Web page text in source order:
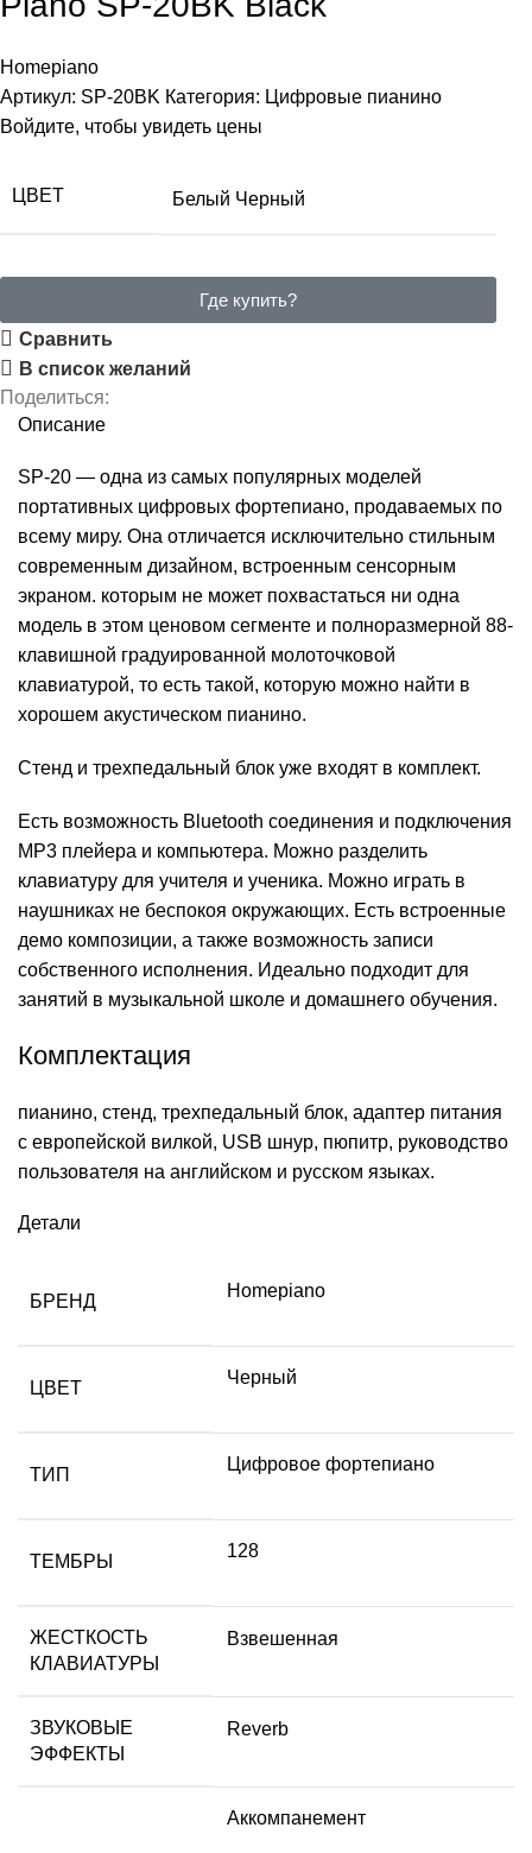
Homepiano
Артикул: SP-20BK Категория: Цифровые пианино
Войдите, чтобы увидеть цены
ЦВЕТ Белый Черный
Где купить?
Сравнить
В список желаний
Поделиться:
Описание
SP-20 — одна из самых популярных моделей
портативных цифровых фортепиано, продаваемых по
всему миру. Она отличается исключительно стильным
современным дизайном, встроенным сенсорным
экраном. которым не может похвастаться ни одна
модель в этом ценовом сегменте и полноразмерной 88-
клавишной градуированной молоточковой
клавиатурой, то есть такой, которую можно найти в
хорошем акустическом пианино.
Стенд и трехпедальный блок уже входят в комплект.
Есть возможность Bluetooth соединения и подключения
MP3 плейера и компьютера. Можно разделить
клавиатуру для учителя и ученика. Можно играть в
наушниках не беспокоя окружающих. Есть встроенные
демо композиции, а также возможность записи
собственного исполнения. Идеально подходит для
занятий в музыкальной школе и домашнего обучения.
Комплектация
пианино, стенд, трехпедальный блок, адаптер питания
с европейской вилкой, USB шнур, пюпитр, руководство
пользователя на английском и русском языках.
Детали
БРЕНД
Homepiano
ЦВЕТ
Черный
ТИП
Цифровое фортепиано
ТЕМБРЫ
128
ЖЕСТКОСТЬ
КЛАВИАТУРЫ
Взвешенная
ЗВУКОВЫЕ
ЭФФЕКТЫ
Reverb
Аккомпанемент